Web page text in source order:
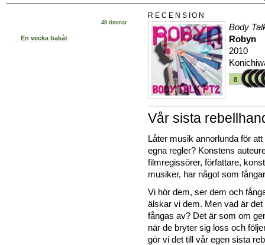
48 timmar
En vecka bakåt
RECENSION
Body
Robyn
2010
8
Vår sista
Låter musik annorlunda för
egna regler? Konstens
filmregissörer, författare,
musiker, har något som
Vi hör dem, ser dem och
älskar vi dem. Men vad är det
fångas av? Det är som om
när de bryter sig loss och
gör vi det till vår egen sista